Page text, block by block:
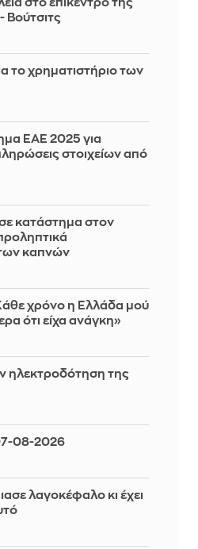
στο επίκεντρο της
Βούτσιτς
το χρηματιστήριο των
ΕΑΕ 2025 για
στοιχείων από
κατάστημα στον
καπνών
χρόνο η Ελλάδα μού
ότι είχα ανάγκη»
ηλεκτροδότηση της
08-2026
λαγοκέφαλο κι έχει